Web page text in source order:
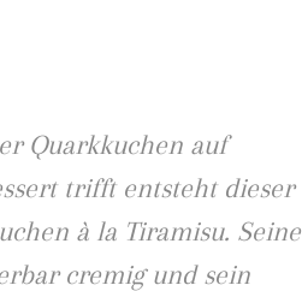
Quarkkuchen auf
trifft entsteht dieser
à la Tiramisu. Seine
cremig und sein